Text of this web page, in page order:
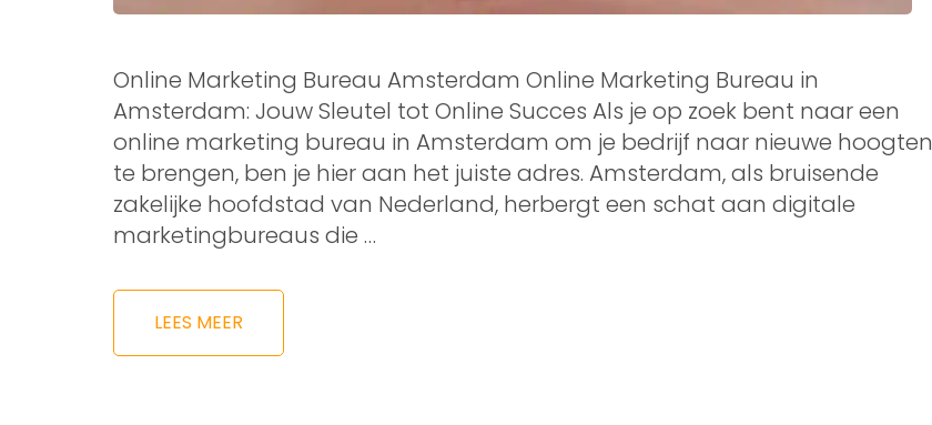
Online Marketing Bureau Amsterdam Online Marketing Bureau in
Amsterdam: Jouw Sleutel tot Online Succes Als je op zoek bent naar een
online marketing bureau in Amsterdam om je bedrijf naar nieuwe hoogten
te brengen, ben je hier aan het juiste adres. Amsterdam, als bruisende
zakelijke hoofdstad van Nederland, herbergt een schat aan digitale
marketingbureaus die …
LEES MEER